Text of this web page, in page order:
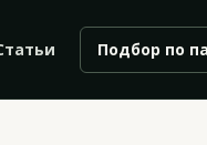
Подбор по